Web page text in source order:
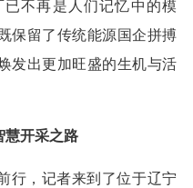
不再是人们记忆中的模
保留了传统能源国企拼搏
发出更加旺盛的生机与活
慧开采之路
行，记者来到了位于辽宁